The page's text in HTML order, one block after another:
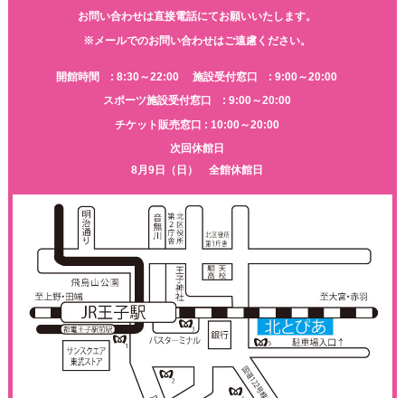
お問い合わせは直接電話にてお願いいたします。
※メールでのお問い合わせはご遠慮ください。
開館時間 : 8:30～22:00
施設受付窓口 : 9:00～20:00
スポーツ施設受付窓口 : 9:00～20:00
チケット販売窓口 : 10:00～20:00
次回休館日
8月9日（日） 全館休館日